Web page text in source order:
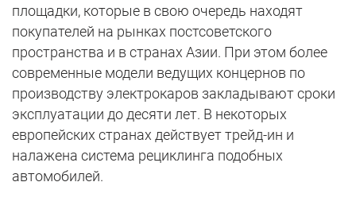
площадки, которые в свою очередь находят
покупателей на рынках постсоветского
пространства и в странах Азии. При этом более
современные модели ведущих концернов по
производству электрокаров закладывают сроки
эксплуатации до десяти лет. В некоторых
европейских странах действует трейд-ин и
налажена система рециклинга подобных
автомобилей.